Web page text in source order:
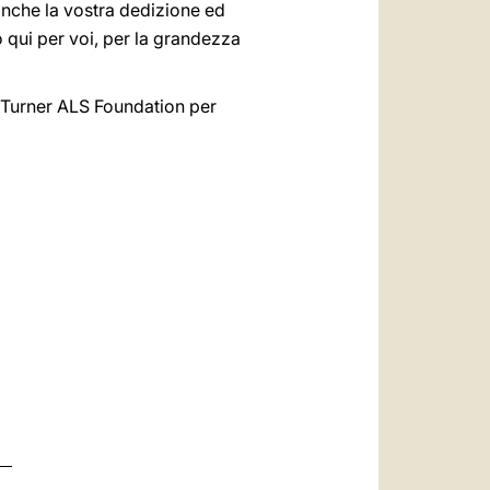
la vostra dedizione ed
per voi, per la grandezza
ALS Foundation per